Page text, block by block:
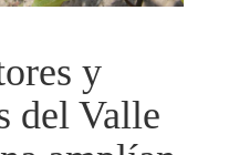
y
del Valle